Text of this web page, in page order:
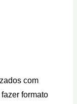
com
formato